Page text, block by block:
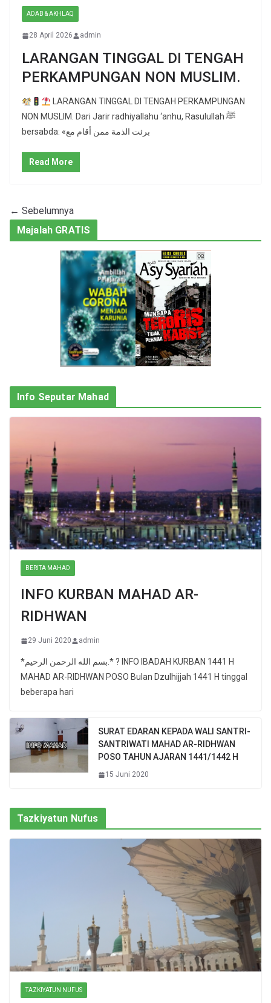
ADAB & AKHLAQ
28 April 2026 admin
LARANGAN TINGGAL DI TENGAH
PERKAMPUNGAN NON MUSLIM.
LARANGAN TINGGAL DI TENGAH PERKAMPUNGAN
NON MUSLIM. Dari Jarir radhiyallahu ‘anhu, Rasulullah ﷺ
bersabda: «برئت الذمة ممن أقام مع
Read More
← Sebelumnya
Majalah GRATIS
Info Seputar Mahad
BERITA MAHAD
INFO KURBAN MAHAD AR-
RIDHWAN
29 Juni 2020 admin
*بسم الله الرحمن الرحيم.* ? INFO IBADAH KURBAN 1441 H
MAHAD AR-RIDHWAN POSO Bulan Dzulhijjah 1441 H tinggal
beberapa hari
SURAT EDARAN KEPADA WALI SANTRI-
SANTRIWATI MAHAD AR-RIDHWAN
POSO TAHUN AJARAN 1441/1442 H
15 Juni 2020
Tazkiyatun Nufus
TAZKIYATUN NUFUS